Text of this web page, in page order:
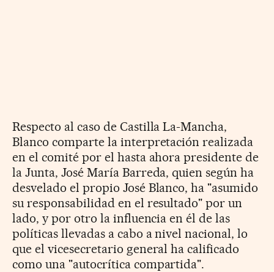
Respecto al caso de Castilla La-Mancha,
Blanco comparte la interpretación realizada
en el comité por el hasta ahora presidente de
la Junta, José María Barreda, quien según ha
desvelado el propio José Blanco, ha "asumido
su responsabilidad en el resultado" por un
lado, y por otro la influencia en él de las
políticas llevadas a cabo a nivel nacional, lo
que el vicesecretario general ha calificado
como una "autocrítica compartida".